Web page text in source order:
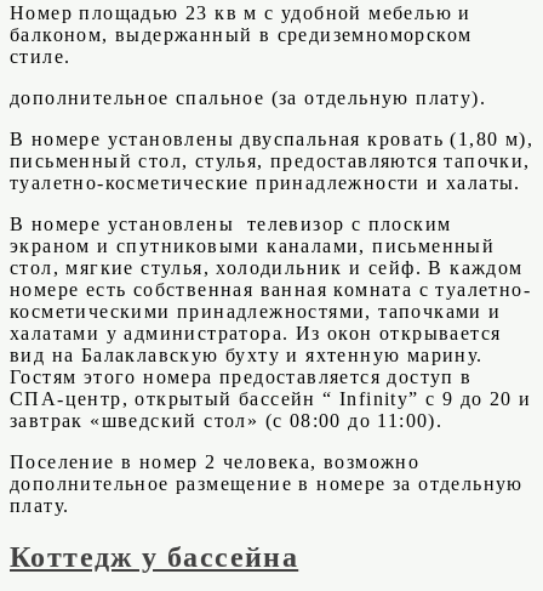
Номер площадью 23 кв м с удобной мебелью и
балконом, выдержанный в средиземноморском
стиле.
дополнительное спальное (за отдельную плату).
В номере установлены двуспальная кровать (1,80 м),
письменный стол, стулья, предоставляются тапочки,
туалетно-косметические принадлежности и халаты.
В номере установлены телевизор с плоским
экраном и спутниковыми каналами, письменный
стол, мягкие стулья, холодильник и сейф. В каждом
номере есть собственная ванная комната с туалетно-
косметическими принадлежностями, тапочками и
халатами у администратора. Из окон открывается
вид на Балаклавскую бухту и яхтенную марину.
Гостям этого номера предоставляется доступ в
СПА-центр, открытый бассейн “ Infinity” с 9 до 20 и
завтрак «шведский стол» (с 08:00 до 11:00).
Поселение в номер 2 человека, возможно
дополнительное размещение в номере за отдельную
плату.
Коттедж у бассейна